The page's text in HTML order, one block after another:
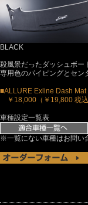
BLACK
殺風景だったダッシュボー
専用色のパイピングとセン
■ALLURE Exline Dash Mat
￥18,000（￥19,800 税込
車種設定一覧表
※一覧にない車種はお問い